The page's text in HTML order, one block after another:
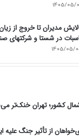
1405/05/
مدیران تا خروج از
در شستا و شرکتهای
1405/05/
شمال کشور؛ تهران خنک‌تر
از تأثیر جنگ علیه